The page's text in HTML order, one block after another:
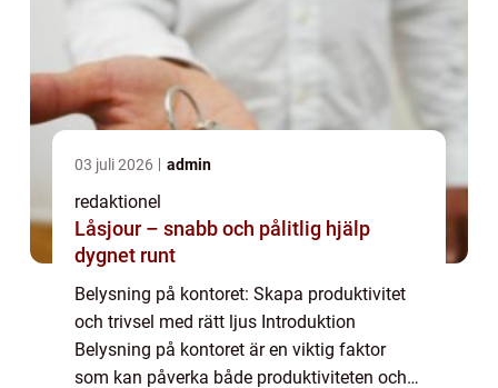
03 juli 2026 admin
redaktionel
Låsjour – snabb och pålitlig hjälp
dygnet runt
Belysning på kontoret: Skapa produktivitet
och trivsel med rätt ljus Introduktion
Belysning på kontoret är en viktig faktor
som kan påverka både produktiviteten och